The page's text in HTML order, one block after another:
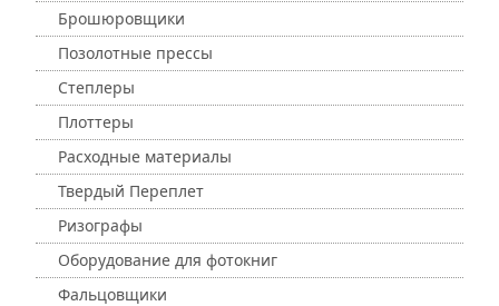
Брошюровщики
Позолотные прессы
Степлеры
Плоттеры
Расходные материалы
Твердый Переплет
Ризографы
Оборудование для фотокниг
Фальцовщики